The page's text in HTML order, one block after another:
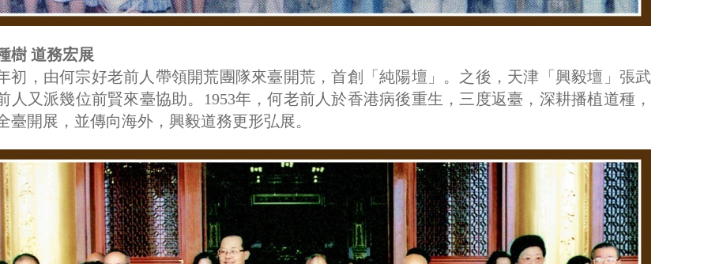
樹 道務宏展
初，由何宗好老前人帶領開荒團隊來臺開荒，首創「純陽壇」。之後，天津「興毅壇」張武
人又派幾位前賢來臺協助。1953年，何老前人於香港病後重生，三度返臺，深耕播植道種，
臺開展，並傳向海外，興毅道務更形弘展。